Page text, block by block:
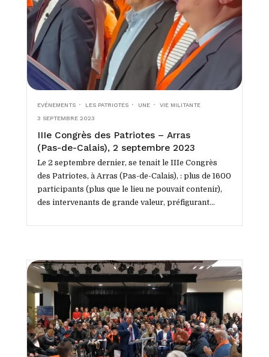
EVÉNEMENTS LES PATRIOTES UNE
VIE MILITANTE
3 SEPTEMBRE 2023
IIIe Congrès des Patriotes – Arras
(Pas-de-Calais), 2 septembre 2023
Le 2 septembre dernier, se tenait le IIIe Congrès
des Patriotes, à Arras (Pas-de-Calais), : plus de 1600
participants (plus que le lieu ne pouvait contenir),
des intervenants de grande valeur, préfigurant...